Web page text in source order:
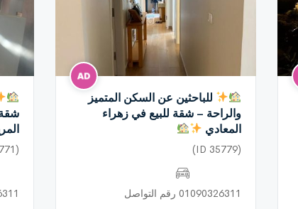
للباحثين عن السكن المتميز
والراحة – شقة للبيع في زهراء
المعادي
(ID 35779)
01090326311 رقم التواصل
(ID 35771)